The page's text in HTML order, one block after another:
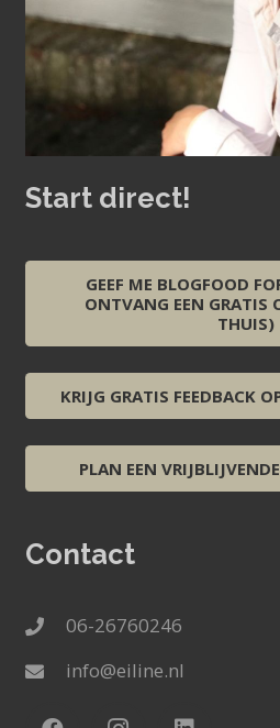
Start direct!
GEEF ME BLOGFOOD
ONTVANG EEN GRATIS
THUIS)
KRIJG GRATIS FEEDBACK
PLAN EEN
Contact
06-26760246
info@eiline.nl